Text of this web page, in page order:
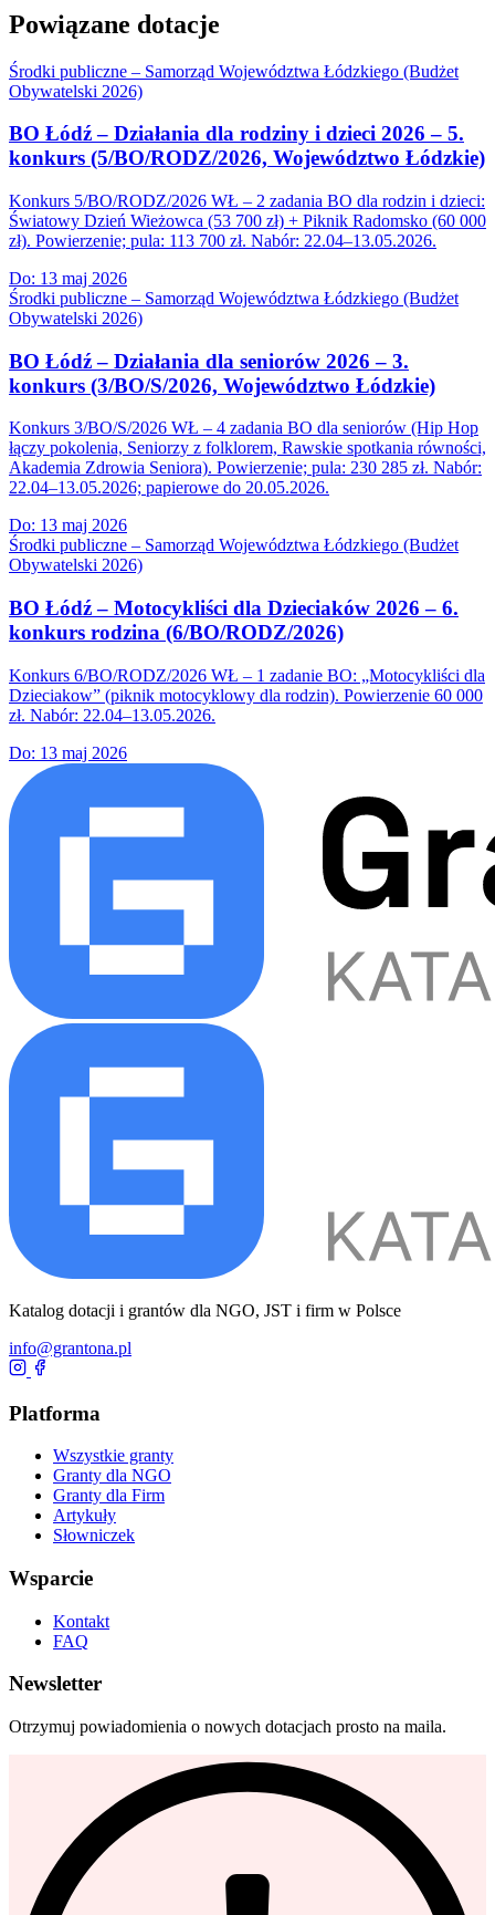
Powiązane dotacje
Środki publiczne – Samorząd Województwa Łódzkiego (Budżet
Obywatelski 2026)
BO Łódź – Działania dla rodziny i dzieci 2026 – 5.
konkurs (5/BO/RODZ/2026, Województwo Łódzkie)
Konkurs 5/BO/RODZ/2026 WŁ – 2 zadania BO dla rodzin i dzieci:
Światowy Dzień Wieżowca (53 700 zł) + Piknik Radomsko (60 000
zł). Powierzenie; pula: 113 700 zł. Nabór: 22.04–13.05.2026.
Do: 13 maj 2026
Środki publiczne – Samorząd Województwa Łódzkiego (Budżet
Obywatelski 2026)
BO Łódź – Działania dla seniorów 2026 – 3.
konkurs (3/BO/S/2026, Województwo Łódzkie)
Konkurs 3/BO/S/2026 WŁ – 4 zadania BO dla seniorów (Hip Hop
łączy pokolenia, Seniorzy z folklorem, Rawskie spotkania równości,
Akademia Zdrowia Seniora). Powierzenie; pula: 230 285 zł. Nabór:
22.04–13.05.2026; papierowe do 20.05.2026.
Do: 13 maj 2026
Środki publiczne – Samorząd Województwa Łódzkiego (Budżet
Obywatelski 2026)
BO Łódź – Motocykliści dla Dzieciaków 2026 – 6.
konkurs rodzina (6/BO/RODZ/2026)
Konkurs 6/BO/RODZ/2026 WŁ – 1 zadanie BO: „Motocykliści dla
Dzieciakow” (piknik motocyklowy dla rodzin). Powierzenie 60 000
zł. Nabór: 22.04–13.05.2026.
Do: 13 maj 2026
Katalog dotacji i grantów dla NGO, JST i firm w Polsce
info@grantona.pl
Platforma
Wszystkie granty
Granty dla NGO
Granty dla Firm
Artykuły
Słowniczek
Wsparcie
Kontakt
FAQ
Newsletter
Otrzymuj powiadomienia o nowych dotacjach prosto na maila.